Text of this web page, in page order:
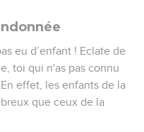
eu d’enfant ! Eclate de
toi qui n'as pas connu
effet, les enfants de la
que ceux de la